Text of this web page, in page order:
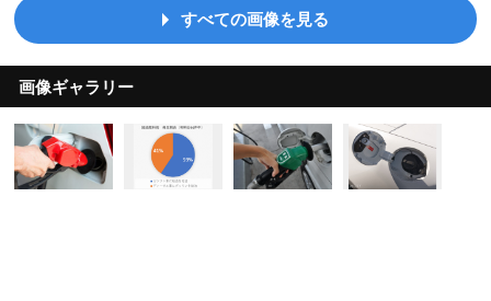
すべての画像を見る
画像ギャラリー